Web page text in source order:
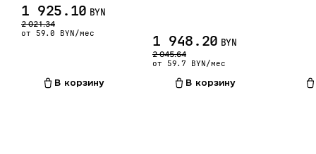
1 925.10 BYN
2 021.34
от 59.0 BYN/мес
В корзину
1 948.20 BYN
2 045.64
от 59.7 BYN/мес
В корзину